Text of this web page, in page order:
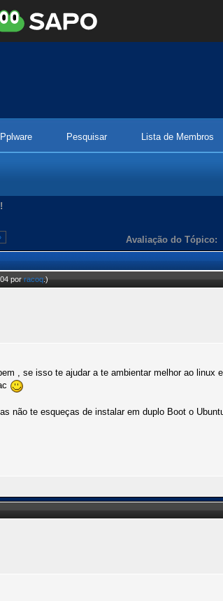
Pplware Pesquisar Lista de Membros
Avaliação do Tópico:
porracoq.)
, se isso te ajudar a te ambientar melhor ao linux
não te esqueças de instalar em duplo Boot o